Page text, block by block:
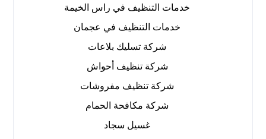
خدمات التنظيف في راس الخيمة
خدمات التنظيف في عجمان
شركة تسليك بلاعات
شركة تنظيف أحواش
شركة تنظيف مفروشات
شركة مكافحة الحمام
غسيل سجاد